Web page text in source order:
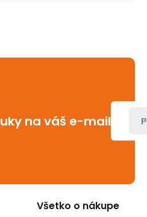
na váš e-mail
Všetko o nákupe